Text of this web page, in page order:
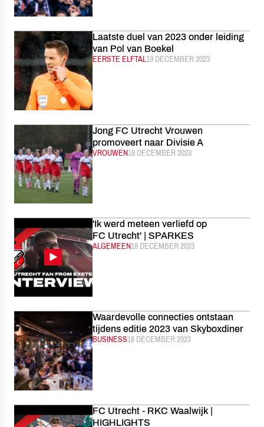
Laatste duel van 2023 onder leiding
van Pol van Boekel
CATEGORIE:
EERSTE ELFTALGEPUBLICEERD:
19 DECEMBER 2023
Jong FC Utrecht Vrouwen
promoveert naar Divisie A
CATEGORIE:
VROUWENGEPUBLICEERD:
18 DECEMBER 2023
'Ik werd meteen verliefd op
FC Utrecht' | SPARKES
CATEGORIE:
ALGEMEENGEPUBLICEERD:
18 DECEMBER 2023
Waardevolle connecties ontstaan
tijdens editie 2023 van Skyboxdiner
CATEGORIE:
BUSINESSGEPUBLICEERD:
18 DECEMBER 2023
FC Utrecht - RKC Waalwijk |
HIGHLIGHTS